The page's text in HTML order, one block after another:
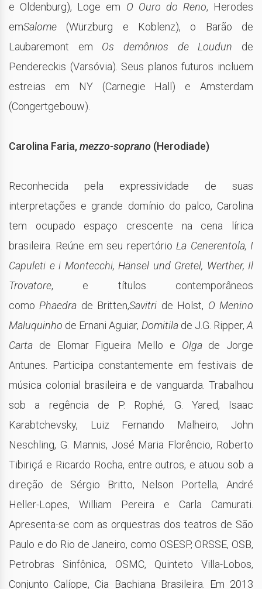
e Oldenburg), Loge em O Ouro do Reno, Herodes
emSalome (Würzburg e Koblenz), o Barão de
Laubaremont em Os demônios de Loudun de
Pendereckis (Varsóvia). Seus planos futuros incluem
estreias em NY (Carnegie Hall) e Amsterdam
(Congertgebouw).
Carolina Faria,mezzo-soprano (Herodiade)
Reconhecida pela expressividade de suas
interpretações e grande domínio do palco, Carolina
tem ocupado espaço crescente na cena lírica
brasileira. Reúne em seu repertório La Cenerentola, I
Capuleti e i Montecchi, Hänsel und Gretel, Werther, Il
Trovatore, e títulos contemporâneos
como Phaedra de Britten,Savitri de Holst, O Menino
Maluquinho de Ernani Aguiar, Domitilade J.G. Ripper, A
Carta de Elomar Figueira Mello e Olgade Jorge
Antunes. Participa constantemente em festivais de
música colonial brasileira e de vanguarda. Trabalhou
sob a regência de P. Rophé, G. Yared, Isaac
Karabtchevsky, Luiz Fernando Malheiro, John
Neschling, G. Mannis, José Maria Florêncio, Roberto
Tibiriçá e Ricardo Rocha, entre outros, e atuou sob a
direção de Sérgio Britto, Nelson Portella, André
Heller-Lopes, William Pereira e Carla Camurati.
Apresenta-se com as orquestras dos teatros de São
Paulo e do Rio de Janeiro, como OSESP, ORSSE, OSB,
Petrobras Sinfônica, OSMC, Quinteto Villa-Lobos,
Conjunto Calíope, Cia Bachiana Brasileira. Em 2013